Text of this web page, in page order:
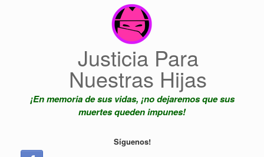
Justicia Para
Nuestras Hijas
¡En memoria de sus vidas, ¡no dejaremos que sus
muertes queden impunes!
Síguenos!